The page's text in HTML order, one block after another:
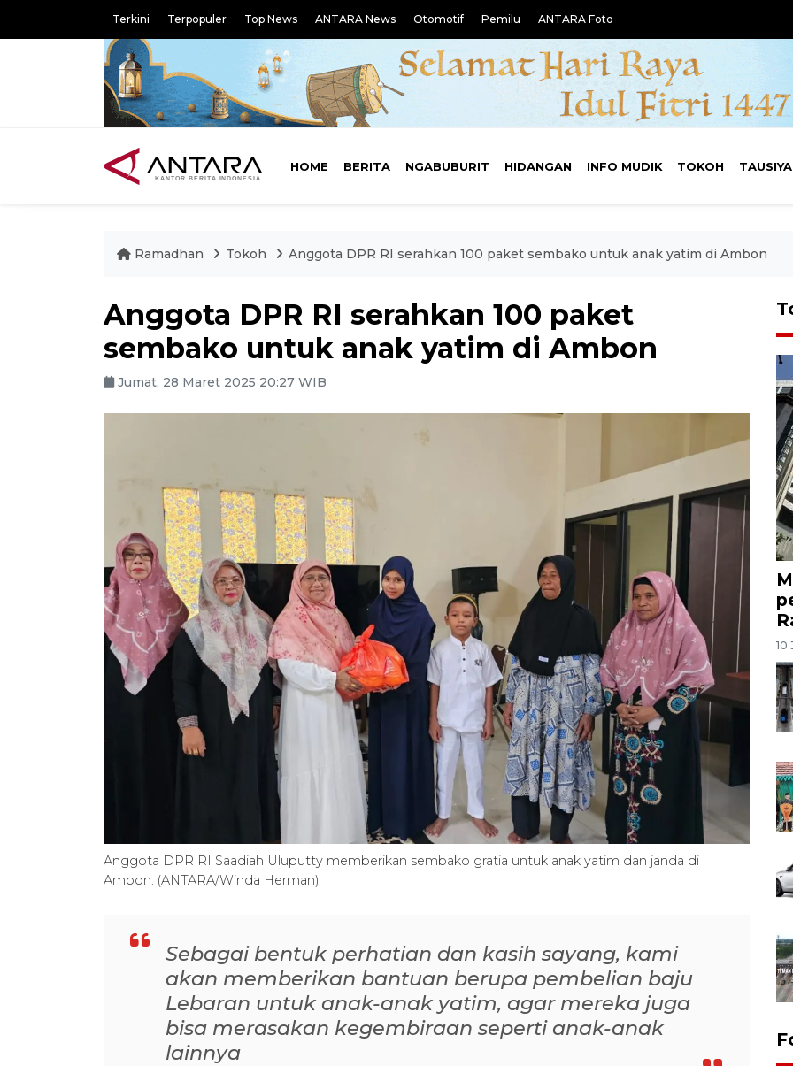
Terkini Terpopuler Top News ANTARA News Otomotif Pemilu ANTARA Foto
HOME BERITA NGABUBURIT HIDANGAN INFO MUDIK TOKOH
Ramadhan Tokoh Anggota DPR RI serahkan 100 paket sembako untuk anak yatim di Ambon
Anggota DPR RI serahkan 100 paket
sembako untuk anak yatim di Ambon
Jumat, 28 Maret 2025 20:27 WIB
Anggota DPR RI Saadiah Uluputty memberikan sembako gratia untuk anak yatim dan janda di
Ambon. (ANTARA/Winda Herman)
Sebagai bentuk perhatian dan kasih sayang, kami
akan memberikan bantuan berupa pembelian baju
Lebaran untuk anak-anak yatim, agar mereka juga
bisa merasakan kegembiraan seperti anak-anak
lainnya
10